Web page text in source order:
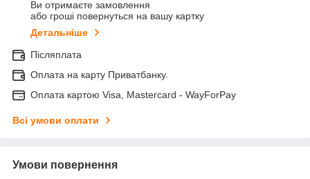
Ви отримаєте замовлення
або гроші повернуться на вашу картку
Детальніше
Післяплата
Оплата на карту Приватбанку.
Оплата картою Visa, Mastercard - WayForPay
Всі умови оплати
Умови повернення